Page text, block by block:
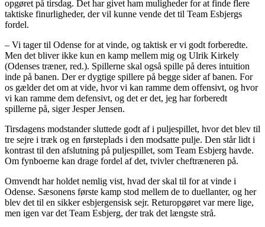
opgøret på tirsdag. Det har givet ham muligheder for at finde flere
taktiske finurligheder, der vil kunne vende det til Team Esbjergs
fordel.
– Vi tager til Odense for at vinde, og taktisk er vi godt forberedte.
Men det bliver ikke kun en kamp mellem mig og Ulrik Kirkely
(Odenses træner, red.). Spillerne skal også spille på deres intuition
inde på banen. Der er dygtige spillere på begge sider af banen. For
os gælder det om at vide, hvor vi kan ramme dem offensivt, og hvor
vi kan ramme dem defensivt, og det er det, jeg har forberedt
spillerne på, siger Jesper Jensen.
Tirsdagens modstander sluttede godt af i puljespillet, hvor det blev til
tre sejre i træk og en førsteplads i den modsatte pulje. Den står lidt i
kontrast til den afslutning på puljespillet, som Team Esbjerg havde.
Om fynboerne kan drage fordel af det, tvivler cheftræneren på.
Omvendt har holdet nemlig vist, hvad der skal til for at vinde i
Odense. Sæsonens første kamp stod mellem de to duellanter, og her
blev det til en sikker esbjergensisk sejr. Returopgøret var mere lige,
men igen var det Team Esbjerg, der trak det længste strå.